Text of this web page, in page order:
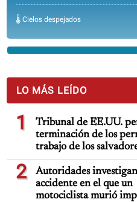
🌡️ Cielos despejados
LO MÁS LEÍDO
1
Tribunal de EE.UU.
terminación de los
trabajo de los
TPS
2
Autoridades investigan
accidente en el que un
motociclista murió